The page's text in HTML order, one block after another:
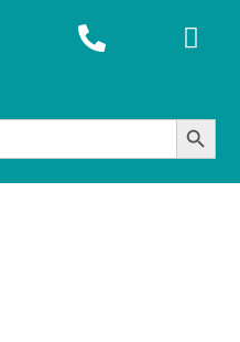
SEARCH BUTTON